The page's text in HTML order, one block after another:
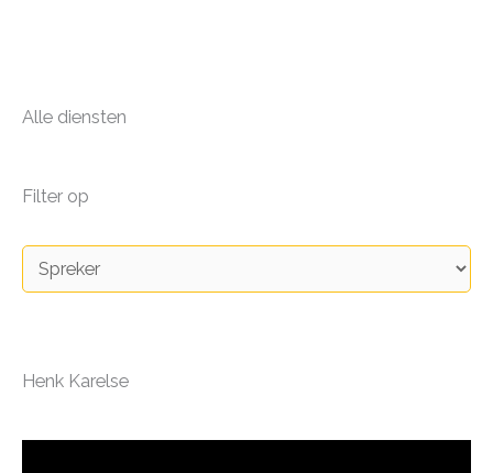
Alle diensten
Filter op
Henk Karelse